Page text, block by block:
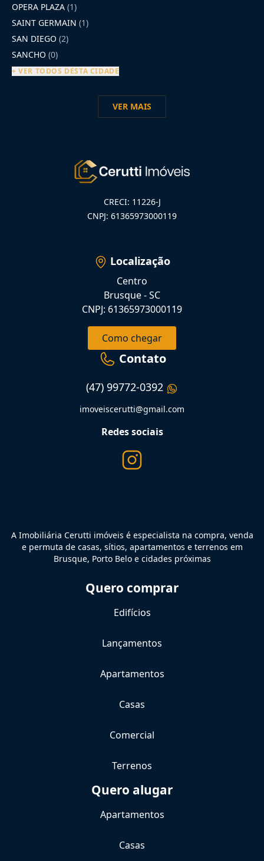
OPERA PLAZA (1)
SAINT GERMAIN (1)
SAN DIEGO (2)
SANCHO (0)
+ VER TODOS DESTA CIDADE
VER MAIS
CRECI: 11226-J
CNPJ: 61365973000119
Localização
Centro
Brusque - SC
CNPJ: 61365973000119
Como chegar
Contato
(47) 99772-0392
imoveiscerutti@gmail.com
Redes sociais
A Imobiliária Cerutti imóveis é especialista na compra, venda
e permuta de casas, sítios, apartamentos e terrenos em
Brusque, Porto Belo e cidades próximas
Quero comprar
Edifícios
Lançamentos
Apartamentos
Casas
Comercial
Terrenos
Quero alugar
Apartamentos
Casas